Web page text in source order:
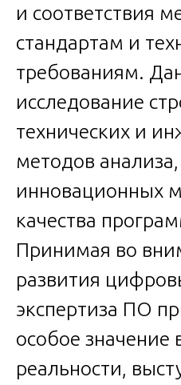
и соответствия
стандартам и
требованиям.
исследование
технических и
методов
инновационных
качества
Принимая во
развития
экспертиза ПО
особое значение
реальности,